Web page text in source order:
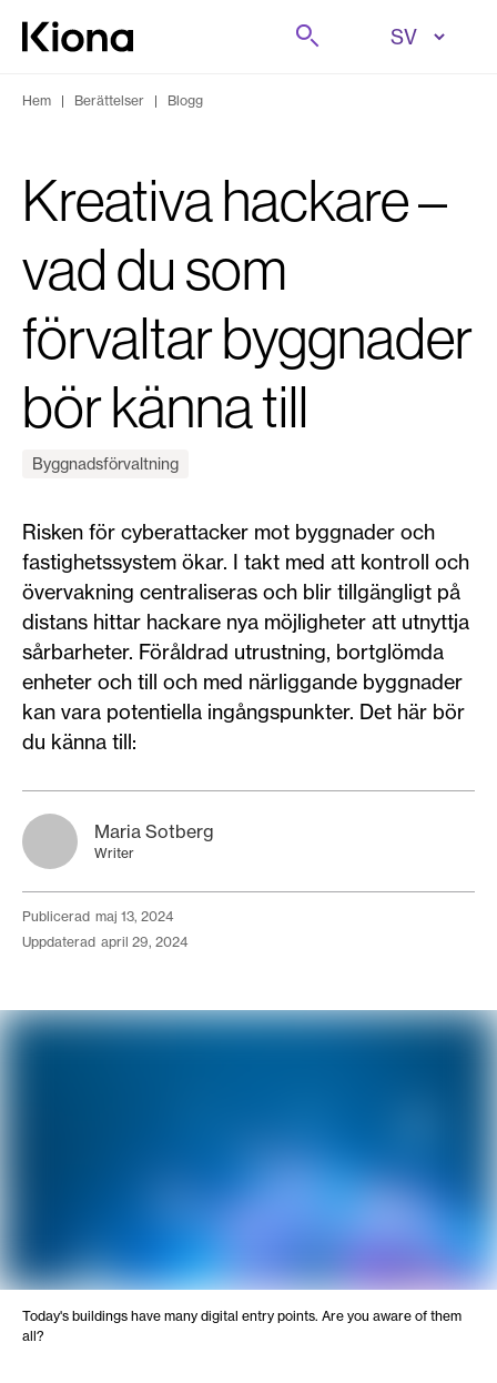
Hoppa till innehåll
Gå till hemsidan
Sök på
Hem | Berättelser | Blogg
Kreativa hackare –
vad du som
förvaltar byggnader
bör känna till
Byggnadsförvaltning
Risken för cyberattacker mot byggnader och
fastighetssystem ökar. I takt med att kontroll och
övervakning centraliseras och blir tillgängligt på
distans hittar hackare nya möjligheter att utnyttja
sårbarheter. Föråldrad utrustning, bortglömda
enheter och till och med närliggande byggnader
kan vara potentiella ingångspunkter. Det här bör
du känna till:
Maria Sotberg
Writer
publicerad maj 13, 2024
uppdaterad april 29, 2024
Today's buildings have many digital entry points. Are you aware of them
all?